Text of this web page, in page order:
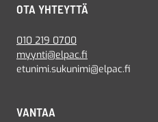
OTA YHTEYTTÄ
010 219 0700
myynti@elpac.fi
etunimi.sukunimi@elpac.fi
VANTAA